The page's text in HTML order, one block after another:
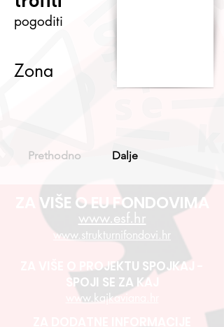
pogoditi
Zona
Prethodno Dalje
ZA VIŠE O EU FONDOVIMA
www.esf.hr
www.strukturnifondovi.hr
ZA VIŠE O PROJEKTU SPOJKAJ -
SPOJI SE ZA KAJ
www.kajkaviana.hr
ZA DODATNE INFORMACIJE